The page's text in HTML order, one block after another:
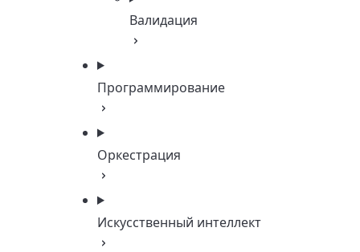
Валидация
Программирование
Оркестрация
Искусственный интеллект